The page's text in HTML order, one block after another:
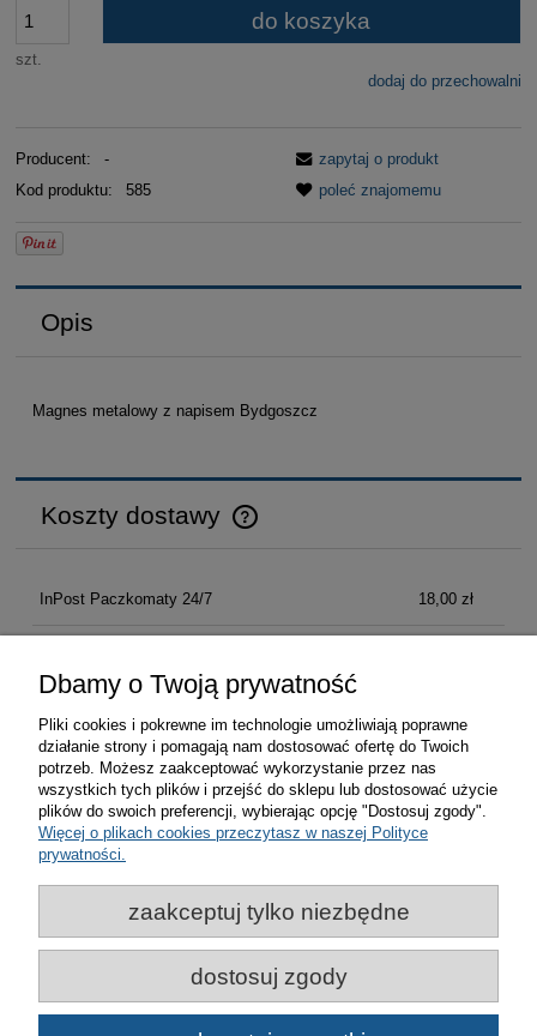
szt.
do koszyka
dodaj do przechowalni
Producent:
-
Kod produktu:
585
zapytaj o produkt
poleć znajomemu
Opis
Magnes metalowy z napisem Bydgoszcz
Koszty dostawy
Cena nie zawiera ewentualnych kosztów płatności
InPost Paczkomaty 24/7 18,00 zł
Zakupy
Pomoc
Moje konto
Informacje
© Miasto Bydgoszcz | Bydgoskie Centrum Informacji 2021-
Dbamy o Twoją prywatność
Pliki cookies i pokrewne im technologie umożliwiają poprawne
działanie strony i pomagają nam dostosować ofertę do Twoich
potrzeb. Możesz zaakceptować wykorzystanie przez nas
wszystkich tych plików i przejść do sklepu lub dostosować użycie
plików do swoich preferencji, wybierając opcję "Dostosuj zgody".
Więcej o plikach cookies przeczytasz w naszej Polityce
prywatności.
zaakceptuj tylko niezbędne
dostosuj zgody